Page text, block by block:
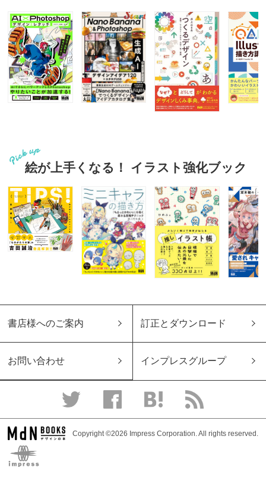
絵が上手くなる！ イラスト強化ブック
書店様へのご案内 訂正とダウンロード
お問い合わせ インプレスグループ
Copyright ©2026 Impress Corporation. All rights reserved.